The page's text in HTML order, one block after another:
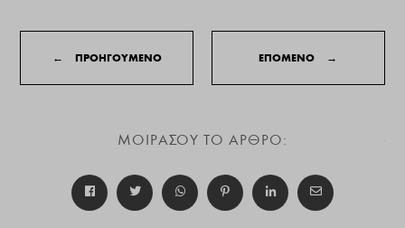
← ΠΡΟΗΓΟΥΜΕΝΟ ΕΠΟΜΕΝΟ →
ΜΟΙΡΑΣΟΥ ΤΟ ΑΡΘΡΟ: